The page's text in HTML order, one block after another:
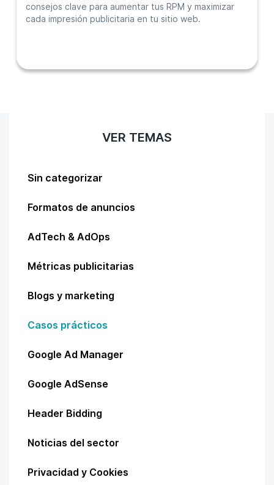
consejos clave para aumentar tus RPM y maximizar
cada impresión publicitaria en tu sitio web.
VER TEMAS
Sin categorizar
Formatos de anuncios
AdTech & AdOps
Métricas publicitarias
Blogs y marketing
Casos prácticos
Google Ad Manager
Google AdSense
Header Bidding
Noticias del sector
Privacidad y Cookies